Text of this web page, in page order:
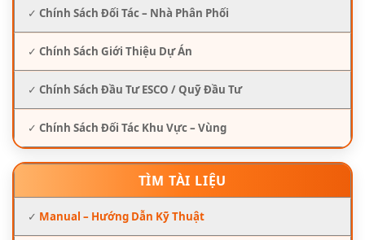
✓ Chính Sách Đối Tác – Nhà Phân Phối
✓ Chính Sách Giới Thiệu Dự Án
✓ Chính Sách Đầu Tư ESCO / Quỹ Đầu Tư
✓ Chính Sách Đối Tác Khu Vực – Vùng
TÌM TÀI LIỆU
✓ Manual – Hướng Dẫn Kỹ Thuật